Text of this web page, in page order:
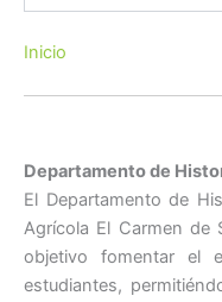
Inicio
Departamento de
El Departamento de
Agrícola El Carmen de
objetivo fomentar el
estudiantes,